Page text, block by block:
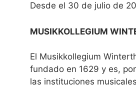
Desde el 30 de julio de
MUSIKKOLLEGIUM
El Musikkollegium
fundado en 1629 y es,
las instituciones